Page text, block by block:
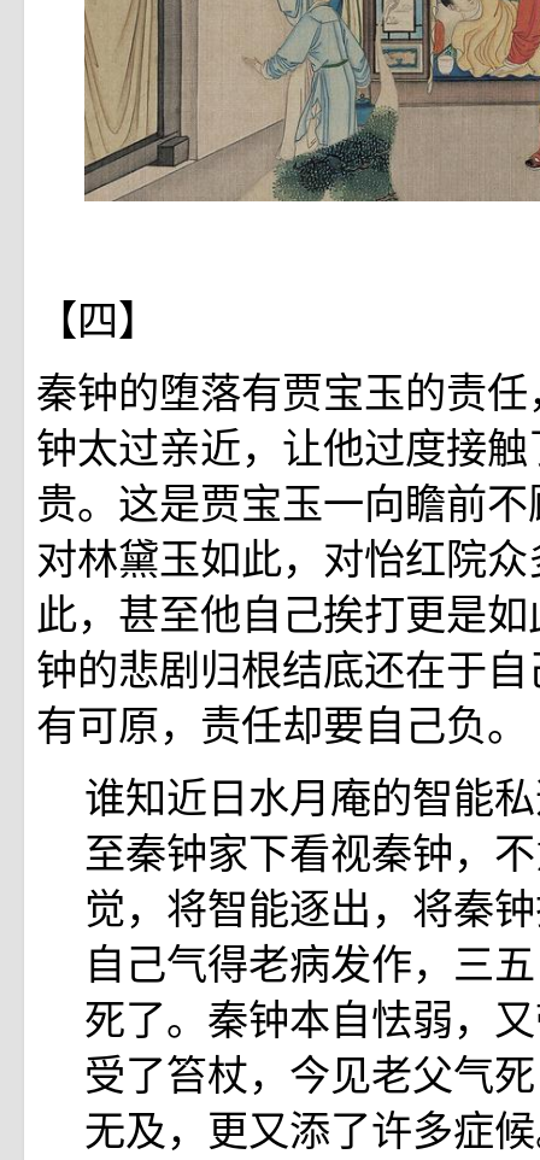
【四】
秦钟的堕落有贾宝玉的责
钟太过亲近，让他过度接
贵。这是贾宝玉一向瞻前
对林黛玉如此，对怡红院
此，甚至他自己挨打更是
钟的悲剧归根结底还在于
有可原，责任却要自己负。
谁知近日水月庵的智能
至秦钟家下看视秦钟，
觉，将智能逐出，将秦
自己气得老病发作，三
死了。秦钟本自怯弱，
受了笞杖，今见老父气
无及，更又添了许多症